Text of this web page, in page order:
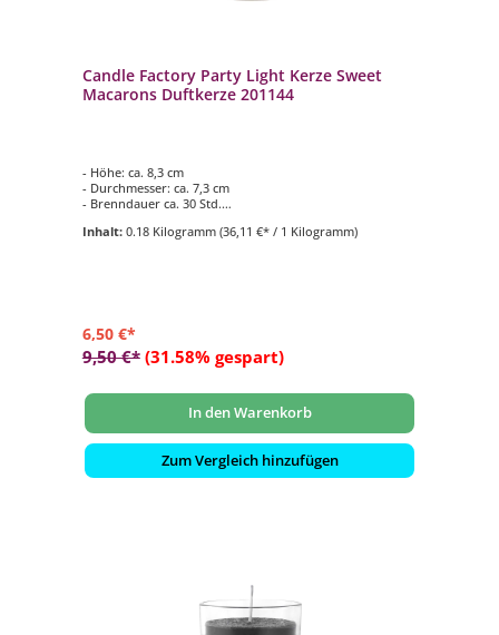
Candle Factory Party Light Kerze Sweet
Macarons Duftkerze 201144
- Höhe: ca. 8,3 cm
- Durchmesser: ca. 7,3 cm
- Brenndauer ca. 30 Std.
- für den Innen- und Aussenbereich geeignet
Inhalt: 0.18 Kilogramm (36,11 €* / 1 Kilogramm)
6,50 €*
9,50 €* (31.58% gespart)
In den Warenkorb
Zum Vergleich hinzufügen